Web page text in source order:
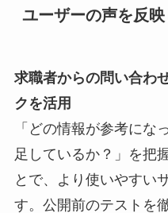
ユーザーの声を反
求職者からの問い合わ
クを活用
「どの情報が参考にな
足しているか？」を把
とで、より使いやすい
す。公開前のテストを